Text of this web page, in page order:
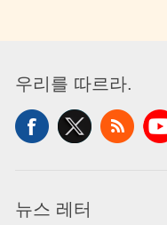
우리를 따르라.
뉴스 레터